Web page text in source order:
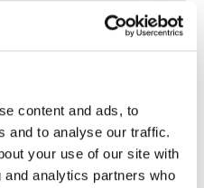
content and ads, to
and to analyse our traffic.
your use of our site with
analytics partners who